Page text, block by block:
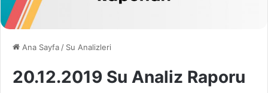
Ana Sayfa / Su Analizleri
20.12.2019 Su Analiz Raporu